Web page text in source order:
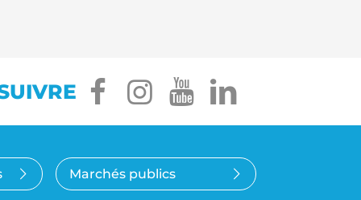
facebook
instagram
youtube
Marchés publics